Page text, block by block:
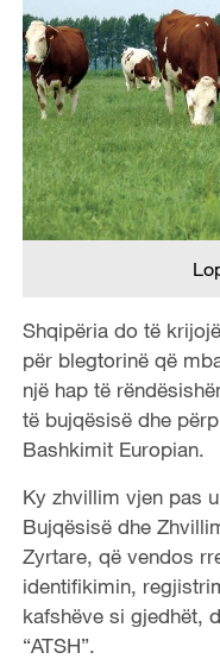
Shqipëria do të
për blegtorinë që
një hap të
të bujqësisë dhe
Bashkimit Europian.
Ky zhvillim vjen pas
Bujqësisë dhe
Zyrtare, që vendos
identifikimin,
kafshëve si gjedhët,
“ATSH”.